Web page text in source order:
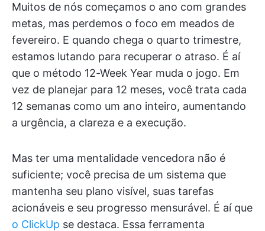
Muitos de nós começamos o ano com grandes
metas, mas perdemos o foco em meados de
fevereiro. E quando chega o quarto trimestre,
estamos lutando para recuperar o atraso. É aí
que o método 12-Week Year muda o jogo. Em
vez de planejar para 12 meses, você trata cada
12 semanas como um ano inteiro, aumentando
a urgência, a clareza e a execução.
Mas ter uma mentalidade vencedora não é
suficiente; você precisa de um sistema que
mantenha seu plano visível, suas tarefas
acionáveis e seu progresso mensurável. É aí que
o ClickUp se destaca. Essa ferramenta